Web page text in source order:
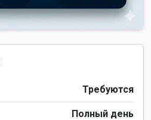
Требуются
Полный день